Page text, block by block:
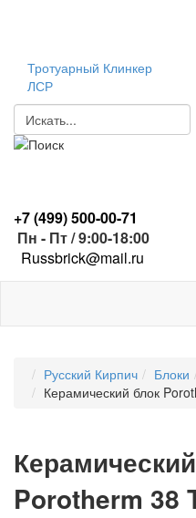
Тротуарный Клинкер
ЛСР
+7 (499)500-00-71
Пн - Пт / 9:00-18:00
Russbrick@mail.ru
Русский Кирпич Блоки
Керамический блок
Porotherm 38